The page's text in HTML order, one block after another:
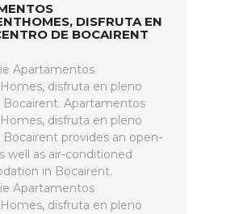
DISFRUTA EN
DE BOCAIRENT
Apartamentos
disfruta en pleno
Apartamentos
disfruta en pleno
provides an open-
well as air-conditioned
in Bocairent.
Apartamentos
disfruta en pleno